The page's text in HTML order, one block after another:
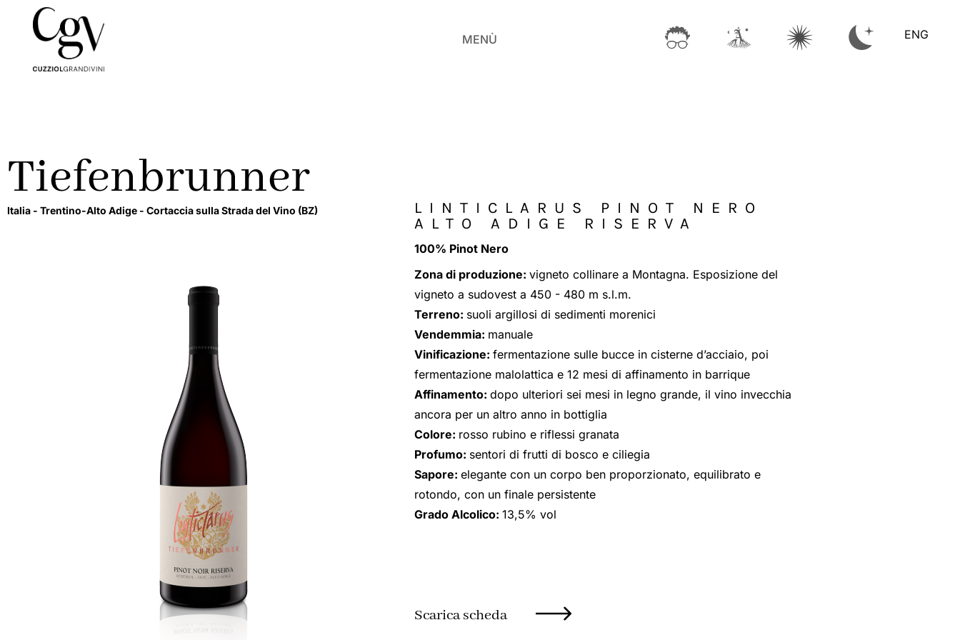
MENÙ ENG
Tiefenbrunner
Italia - Trentino-Alto Adige - Cortaccia sulla Strada del Vino (BZ)
LINTICLARUS PINOT NERO
ALTO ADIGE RISERVA
100% Pinot Nero
Zona di produzione: vigneto collinare a Montagna. Esposizione del
vigneto a sudovest a 450 - 480 m s.l.m.
Terreno: suoli argillosi di sedimenti morenici
Vendemmia: manuale
Vinificazione: fermentazione sulle bucce in cisterne d’acciaio, poi
fermentazione malolattica e 12 mesi di affinamento in barrique
Affinamento: dopo ulteriori sei mesi in legno grande, il vino invecchia
ancora per un altro anno in bottiglia
Colore: rosso rubino e riflessi granata
Profumo: sentori di frutti di bosco e ciliegia
Sapore: elegante con un corpo ben proporzionato, equilibrato e
rotondo, con un finale persistente
Grado Alcolico: 13,5% vol
Scarica scheda